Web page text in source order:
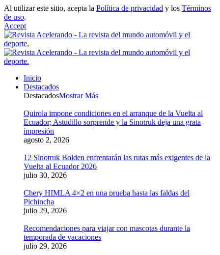
Al utilizar este sitio, acepta la Política de privacidad y los Términos
de uso.
Accept
Inicio
Destacados
DestacadosMostrar Más
Quirola impone condiciones en el arranque de la Vuelta al
Ecuador; Astudillo sorprende y la Sinotruk deja una grata
impresión
agosto 2, 2026
12 Sinotruk Bolden enfrentarán las rutas más exigentes de la
Vuelta al Ecuador 2026
julio 30, 2026
Chery HIMLA 4×2 en una prueba hasta las faldas del
Pichincha
julio 29, 2026
Recomendaciones para viajar con mascotas durante la
temporada de vacaciones
julio 29, 2026